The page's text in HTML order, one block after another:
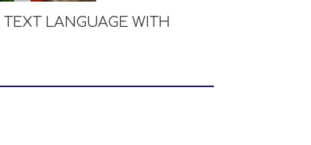
LANGUAGE WITH